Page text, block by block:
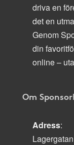
driva en
det en
Genom
din
online –
Om
Adress: